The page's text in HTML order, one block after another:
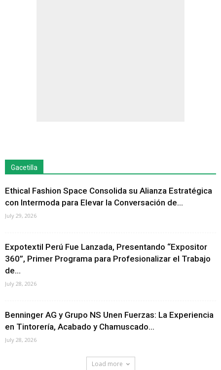
Gacetilla
Ethical Fashion Space Consolida su Alianza Estratégica
con Intermoda para Elevar la Conversación de...
July 29, 2026
Expotextil Perú Fue Lanzada, Presentando “Expositor
360”, Primer Programa para Profesionalizar el Trabajo
de...
July 28, 2026
Benninger AG y Grupo NS Unen Fuerzas: La Experiencia
en Tintorería, Acabado y Chamuscado...
July 28, 2026
Load more